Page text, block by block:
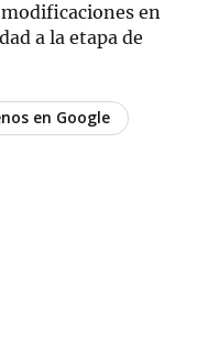
en
a la etapa de
en Google